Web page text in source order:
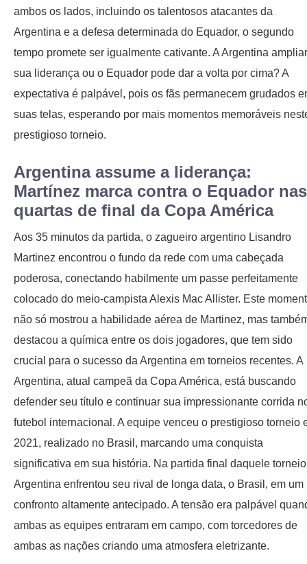
ambos os lados, incluindo os talentosos atacantes da
Argentina e a defesa determinada do Equador, o segundo
tempo promete ser igualmente cativante. A Argentina
sua liderança ou o Equador pode dar a volta por cima? A
expectativa é palpável, pois os fãs permanecem grudados
suas telas, esperando por mais momentos memoráveis
prestigioso torneio.
Argentina assume a liderança:
Martínez marca contra o Equador nas
quartas de final da Copa América
Aos 35 minutos da partida, o zagueiro argentino Lisandro
Martinez encontrou o fundo da rede com uma cabeçada
poderosa, conectando habilmente um passe perfeitamente
colocado do meio-campista Alexis Mac Allister. Este
não só mostrou a habilidade aérea de Martinez, mas
destacou a química entre os dois jogadores, que tem sido
crucial para o sucesso da Argentina em torneios recentes. A
Argentina, atual campeã da Copa América, está buscando
defender seu título e continuar sua impressionante corrida
futebol internacional. A equipe venceu o prestigioso torneio
2021, realizado no Brasil, marcando uma conquista
significativa em sua história. Na partida final daquele
Argentina enfrentou seu rival de longa data, o Brasil, em um
confronto altamente antecipado. A tensão era palpável
ambas as equipes entraram em campo, com torcedores de
ambas as nações criando uma atmosfera eletrizante.